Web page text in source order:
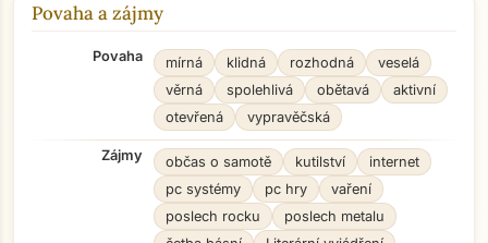
Povaha a zájmy
Povaha mírná klidná rozhodná
veselá
věrná
spolehlivá obětavá
aktivní
otevřená
vypravěčská
Zájmy občas o samotě kutilství
internet
pc systémy
pc hry
vaření
poslech rocku
poslech metalu